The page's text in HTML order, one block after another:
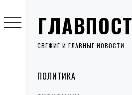
ГЛАВПОСТ
СВЕЖИЕ И ГЛАВНЫЕ НОВОСТИ
MenuПОЛИТИКА
to
content